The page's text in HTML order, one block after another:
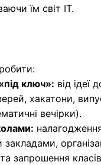
їм світ IT.
ключ»: від ідеї
хакатони,
вечірки).
запрошення